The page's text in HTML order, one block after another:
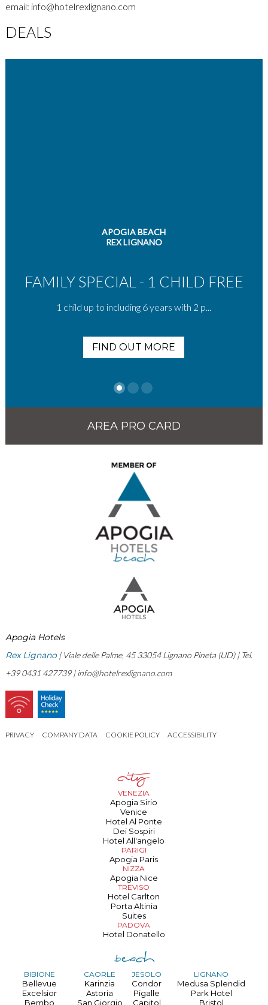
email: info@hotelrexlignano.com
DEALS
APOGIA BEACH
REX LIGNANO
FAMILY SPECIAL - 1 CHILD FREE
1 child up to including 6 years with 2 p...
FIND OUT MORE
AREA PRO CARD
Apogia Hotels
Rex Lignano| Viale delle Palme, 45 33054 Lignano Pineta (UD) | Tel.
+39 0431 427739 |info@hotelrexlignano.com
PRIVACY COMPANY DATA COOKIE POLICY ACCESSIBILITY
VENEZIA
Apogia Sirio
Venice
Hotel Al Ponte
Dei Sospiri
Hotel All'angelo
PARIGI
Apogia Paris
NIZZA
Apogia Nice
TREVISO
Hotel Carlton
Porta Altinia
Suites
PADOVA
Hotel Donatello
BIBIONE
Bellevue
Excelsior
Bembo
CAORLE
Karinzia
Astoria
San Giorgio
JESOLO
Condor
Pigalle
Capitol
LIGNANO
Medusa Splendid
Park Hotel
Bristol